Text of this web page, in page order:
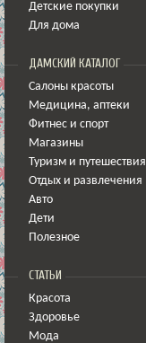
Детские покупки
Для дома
ДАМСКИЙ КАТАЛОГ
Салоны красоты
Медицина, аптеки
Фитнес и спорт
Магазины
Туризм и путешествия
Отдых и развлечения
Авто
Дети
Полезное
СТАТЬИ
Красота
Здоровье
Мода